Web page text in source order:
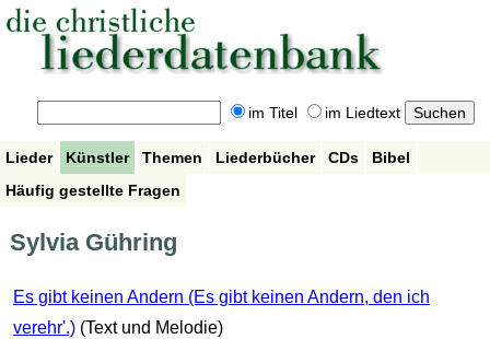
im Titel im Liedtext
Lieder Künstler Themen Liederbücher CDs
Bibel
Häufig gestellte Fragen
Sylvia Gühring
Es gibt keinen Andern (Es gibt keinen Andern, den ich
verehr'.) (Text und Melodie)